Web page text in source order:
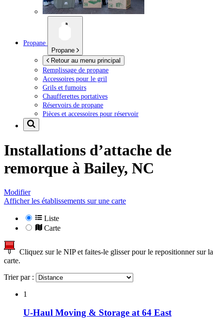
Propane
Propane
Retour au menu principal
Remplissage de propane
Accessoires pour le gril
Grils et fumoirs
Chaufferettes portatives
Réservoirs de propane
Pièces et accessoires pour réservoir
Installations d’attache de
remorque à Bailey, NC
Modifier
Afficher les établissements sur une carte
Liste
Carte
Cliquez sur le NIP et faites-le glisser pour le repositionner sur la
carte.
Trier par :
1
U-Haul Moving & Storage at 64 East